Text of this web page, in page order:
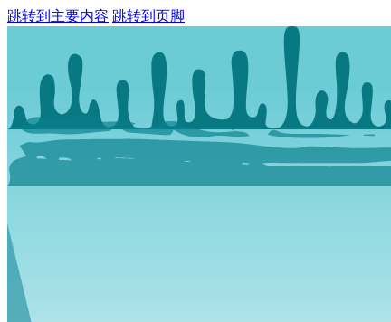
跳转到主要内容 跳转到页脚